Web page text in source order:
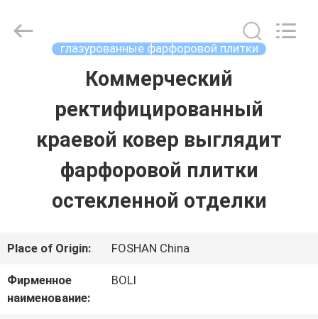
ПРОДУКТЫ
ВИДЕОЗАПИСИ
BOLI
CERAMICS
глазурованные фарфоровой плитки
Коммерческий
ректифицированный
краевой ковер выглядит
фарфоровой плитки
остекленной отделки
Place of Origin: FOSHAN China
Фирменное
наименование:
BOLI